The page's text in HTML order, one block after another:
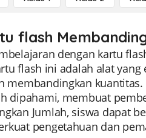
flash
dengan kartu
flash ini adalah alat
membandingkan
dipahami, membuat
Jumlah, siswa dapat
pengetahuan dan